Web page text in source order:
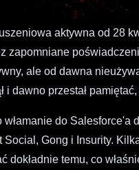
aktywna od 28
zapomniane
ale od dawna
i dawno przestał
do
Social, Gong i Insurity.
temu, co